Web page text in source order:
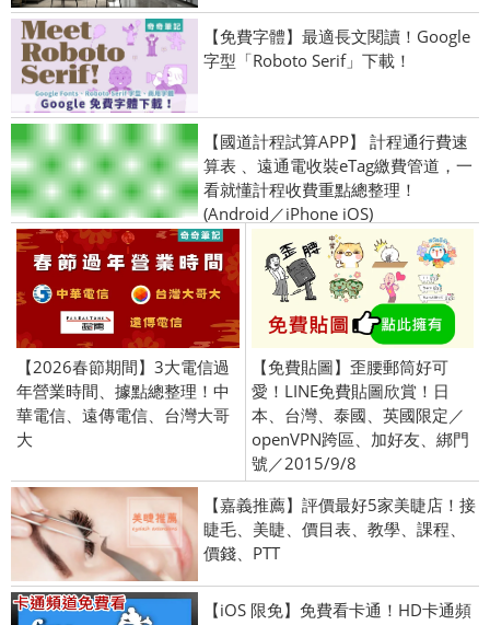
【免費字體】最適長文閱讀！Google
字型「Roboto Serif」下載！
【國道計程試算APP】 計程通行費速
算表 、遠通電收裝eTag繳費管道，一
看就懂計程收費重點總整理！
(Android／iPhone iOS)
【2026春節期間】3大電信過
年營業時間、據點總整理！中
華電信、遠傳電信、台灣大哥
大
【免費貼圖】歪腰郵筒好可
愛！LINE免費貼圖欣賞！日
本、台灣、泰國、英國限定／
openVPN跨區、加好友、綁門
號／2015/9/8
【嘉義推薦】評價最好5家美睫店！接
睫毛、美睫、價目表、教學、課程、
價錢、PTT
【iOS 限免】免費看卡通！HD卡通頻